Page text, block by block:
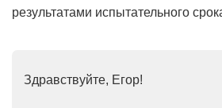
результатами испытательного
Здравствуйте, Егор!